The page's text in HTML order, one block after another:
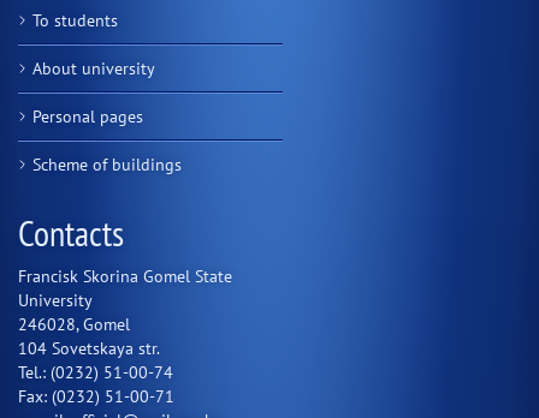
To students
About university
Personal pages
Scheme of buildings
Contacts
Francisk Skorina Gomel State
University
246028, Gomel
104 Sovetskaya str.
Tel.: (0232) 51-00-74
Fax: (0232) 51-00-71